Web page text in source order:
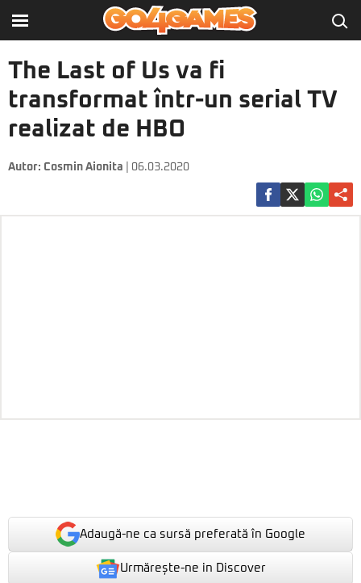
The Last of Us va fi
transformat într-un serial TV
realizat de HBO
Autor: Cosmin Aionita | 06.03.2020
Adaugă-ne ca sursă preferată în Google
Urmărește-ne in Discover